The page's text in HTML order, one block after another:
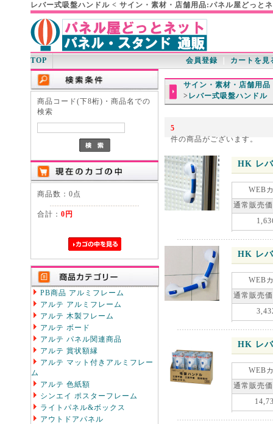
レバー式吸盤ハンドル < サイン・素材・店舗用品:パネル屋どっと
TOP 会員登録 カートを見
商品コード(下8桁)・商品名での
検索
商品数：0点
合計： 0円
PB商品 アルミフレーム
アルテ アルミフレーム
アルテ 木製フレーム
アルテ ボード
アルテ パネル関連商品
アルテ 賞状額縁
アルテ マット付きアルミフレー
ム
アルテ 色紙額
シンエイ ポスターフレーム
ライトパネル&ボックス
アウトドアパネル
サイン・素材・店舗用品
> レバー式吸盤ハンドル
5
件の商品がございます。
HK レ
WEB
通常販売
HK レ
WEB
通常販売
HK レ
WEB
通常販売